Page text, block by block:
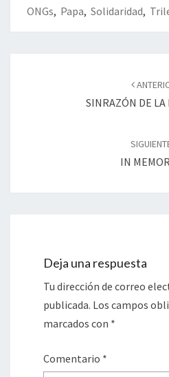
ONGs, Papa, Solidaridad,
SINRAZÓN DE LA
IN
Deja una respuesta
Tu dirección de correo
publicada. Los campos
marcados con *
Comentario *